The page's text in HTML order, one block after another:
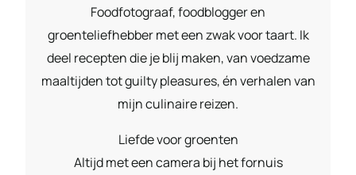
Foodfotograaf, foodblogger en
groenteliefhebber met een zwak voor taart. Ik
deel recepten die je blij maken, van voedzame
maaltijden tot guilty pleasures, én verhalen van
mijn culinaire reizen.
Liefde voor groenten
Altijd met een camera bij het fornuis